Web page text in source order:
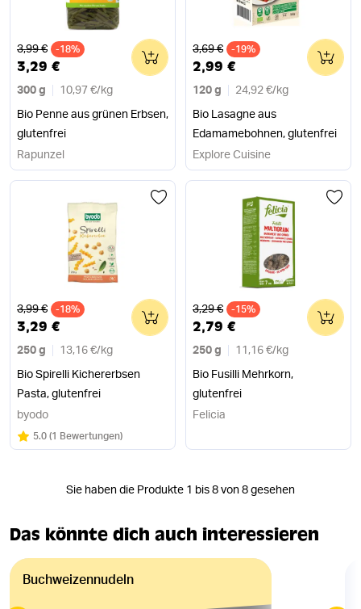
Alter Preis
3,99 € -18%
3,29 €
300 g 10,97 €/ kg
Bio Penne aus grünen Erbsen,
glutenfrei
0
Rapunzel
Alter Preis
3,69 € -19%
2,99 €
120 g 24,92 €/ kg
Bio Lasagne aus
Edamamebohnen, glutenfrei
0
Explore Cuisine
Alter Preis
3,99 € -18%
3,29 €
250 g 13,16 €/ kg
Bio Spirelli Kichererbsen
Pasta, glutenfrei
0
byodo
Bewertung:
5.0/5
(1 Bewertungen)
Alter Preis
3,29 € -15%
2,79 €
250 g 11,16 €/ kg
Bio Fusilli Mehrkorn,
glutenfrei
0
Felicia
Sie haben die Produkte 1 bis 8 von 8 gesehen
Das könnte dich auch interessieren
Buchweizennudeln